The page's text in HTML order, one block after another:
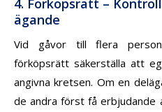
4. Förköpsrätt –
ägande
Vid gåvor till flera
förköpsrätt säkerställa att
angivna kretsen. Om en
de andra först få erbjudande